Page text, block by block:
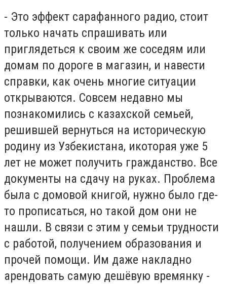
- Это эффект сарафанного радио, стоит
только начать спрашивать или
приглядеться к своим же соседям или
домам по дороге в магазин, и навести
справки, как очень многие ситуации
открываются. Совсем недавно мы
познакомились с казахской семьей,
решившей вернуться на историческую
родину из Узбекистана, икоторая уже 5
лет не может получить гражданство. Все
документы на сдачу на руках. Проблема
была с домовой книгой, нужно было где-
то прописаться, но такой дом они не
нашли. В связи с этим у семьи трудности
с работой, получением образования и
прочей помощи. Им даже накладно
арендовать самую дешёвую времянку -